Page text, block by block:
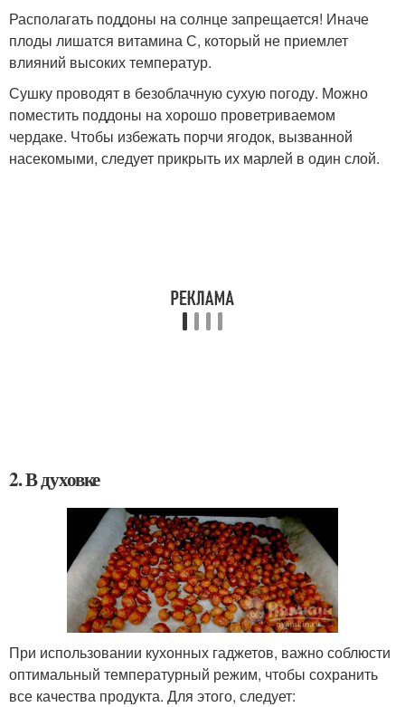
Располагать поддоны на солнце запрещается! Иначе
плоды лишатся витамина С, который не приемлет
влияний высоких температур.
Сушку проводят в безоблачную сухую погоду. Можно
поместить поддоны на хорошо проветриваемом
чердаке. Чтобы избежать порчи ягодок, вызванной
насекомыми, следует прикрыть их марлей в один слой.
2. В духовке
При использовании кухонных гаджетов, важно соблюсти
оптимальный температурный режим, чтобы сохранить
все качества продукта. Для этого, следует: